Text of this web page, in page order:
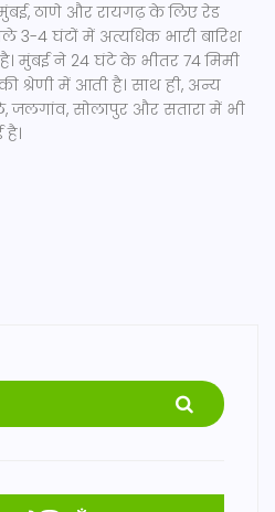
ठाणे और रायगढ़ के लिए रेड
3-4 घंटों में अत्यधिक भारी बारिश
मुंबई ने 24 घंटे के भीतर 74 मिमी
की श्रेणी में आती है। साथ ही, अन्य
जलगांव, सोलापुर और सतारा में भी
है।